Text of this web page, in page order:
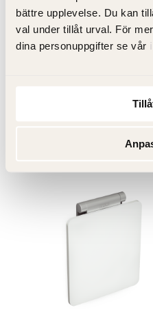
bättre upplevelse. Du kan
val under tillåt urval. För
dina personuppgifter se vår
Artikelnummer